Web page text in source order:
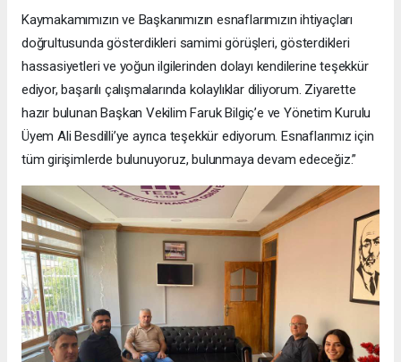
Kaymakamımızın ve Başkanımızın esnaflarımızın ihtiyaçları
doğrultusunda gösterdikleri samimi görüşleri, gösterdikleri
hassasiyetleri ve yoğun ilgilerinden dolayı kendilerine teşekkür
ediyor, başarılı çalışmalarında kolaylıklar diliyorum. Ziyarette
hazır bulunan Başkan Vekilim Faruk Bilgiç’e ve Yönetim Kurulu
Üyem Ali Besdilli’ye ayrıca teşekkür ediyorum. Esnaflarımız için
tüm girişimlerde bulunuyoruz, bulunmaya devam edeceğiz.”